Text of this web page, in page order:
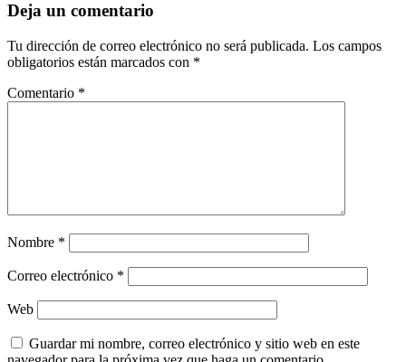
Deja un comentario
Tu dirección de correo electrónico no será publicada. Los campos
obligatorios están marcados con *
Comentario *
Nombre *
Correo electrónico *
Web
Guardar mi nombre, correo electrónico y sitio web en este